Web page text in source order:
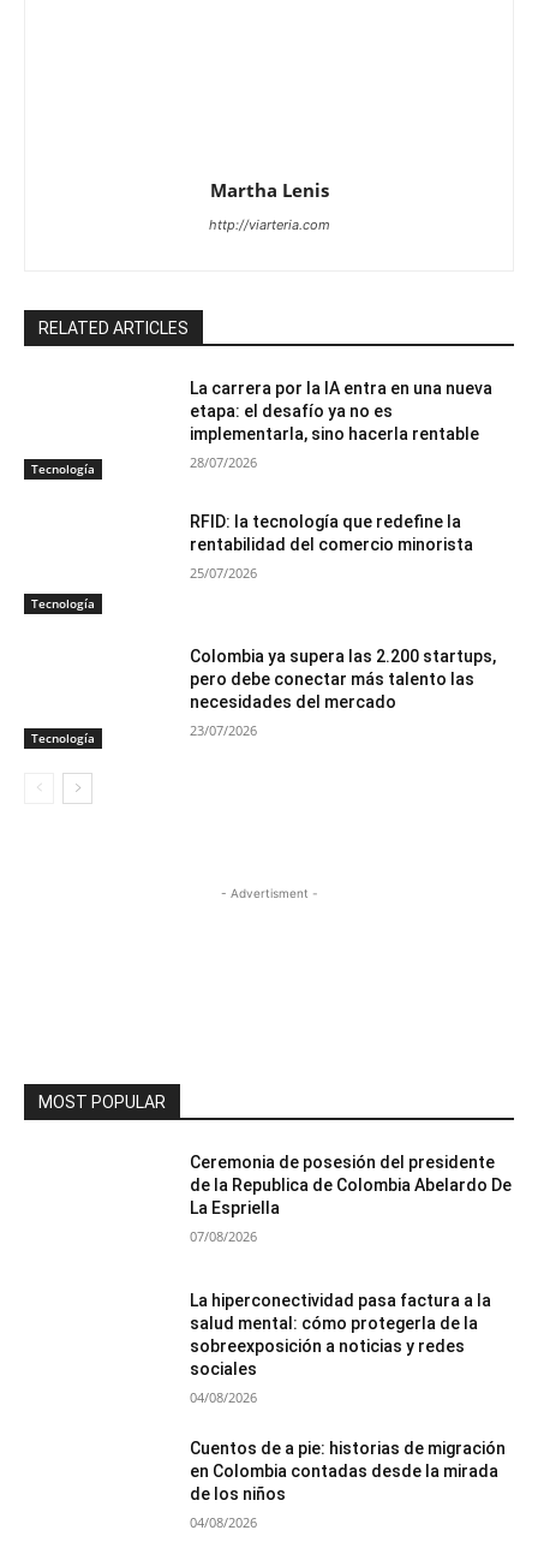
Martha Lenis
http://viarteria.com
RELATED ARTICLES
Tecnología
La carrera por la IA entra en una nueva
etapa: el desafío ya no es
implementarla, sino hacerla rentable
28/07/2026
Tecnología
RFID: la tecnología que redefine la
rentabilidad del comercio minorista
25/07/2026
Tecnología
Colombia ya supera las 2.200 startups,
pero debe conectar más talento las
necesidades del mercado
23/07/2026
- Advertisment -
MOST POPULAR
Ceremonia de posesión del presidente
de la Republica de Colombia Abelardo De
La Espriella
07/08/2026
La hiperconectividad pasa factura a la
salud mental: cómo protegerla de la
sobreexposición a noticias y redes
sociales
04/08/2026
Cuentos de a pie: historias de migración
en Colombia contadas desde la mirada
de los niños
04/08/2026